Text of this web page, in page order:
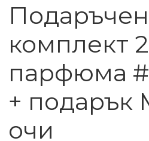
Подаръчен
комплект
парфюма
+ подарък
очи